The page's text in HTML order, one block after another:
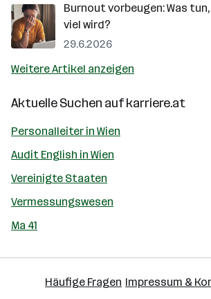
Burnout vorbeugen: Was
viel wird?
29.6.2026
Weitere Artikel anzeigen
Aktuelle Suchen aufkarriere.at
Personalleiter in Wien
Audit English in Wien
Vereinigte Staaten
Vermessungswesen
Ma 41
Häufige Fragen Impressum &